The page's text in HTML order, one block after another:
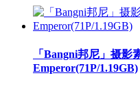
「Bangni邦尼」摄影
Emperor(71P/1.19GB)